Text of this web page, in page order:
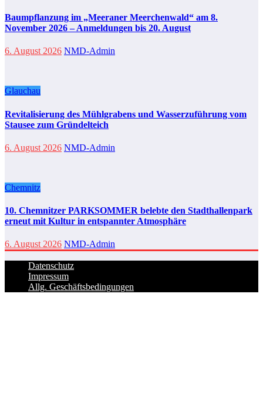
Baumpflanzung im „Meeraner Meerchenwald“ am 8.
November 2026 – Anmeldungen bis 20. August
6. August 2026 NMD-Admin
Glauchau
Revitalisierung des Mühlgrabens und Wasserzuführung vom
Stausee zum Gründelteich
6. August 2026 NMD-Admin
Chemnitz
10. Chemnitzer PARKSOMMER belebte den Stadthallenpark
erneut mit Kultur in entspannter Atmosphäre
6. August 2026 NMD-Admin
Datenschutz
Impressum
Allg. Geschäftsbedingungen